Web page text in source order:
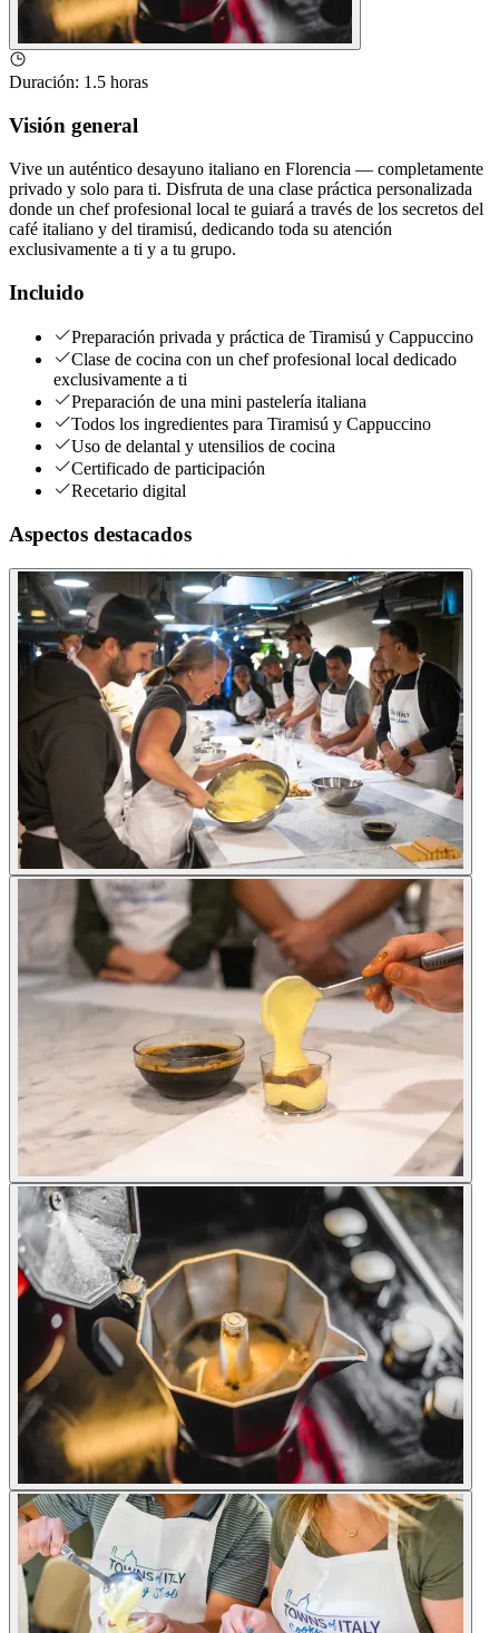
Duración: 1.5 horas
Visión general
Vive un auténtico desayuno italiano en Florencia — completamente
privado y solo para ti. Disfruta de una clase práctica personalizada
donde un chef profesional local te guiará a través de los secretos del
café italiano y del tiramisú, dedicando toda su atención
exclusivamente a ti y a tu grupo.
Incluido
Preparación privada y práctica de Tiramisú y Cappuccino
Clase de cocina con un chef profesional local dedicado
exclusivamente a ti
Preparación de una mini pastelería italiana
Todos los ingredientes para Tiramisú y Cappuccino
Uso de delantal y utensilios de cocina
Certificado de participación
Recetario digital
Aspectos destacados